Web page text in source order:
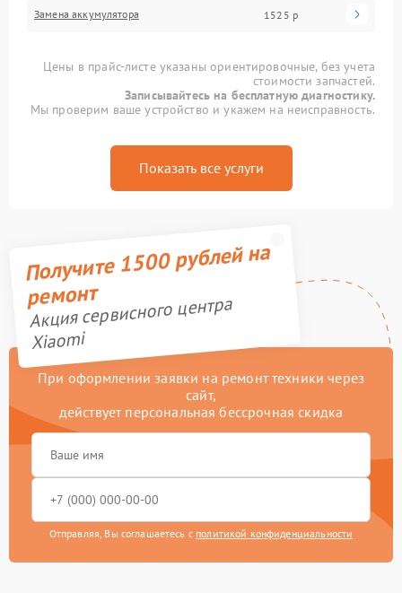
Замена аккумулятора 1525 р
Цены в прайс-листе указаны ориентировочные, без учета
стоимости запчастей.
Записывайтесь на бесплатную диагностику.
Мы проверим ваше устройство и укажем на неисправность.
Показать все услуги
Получите 1500 рублей на
ремонт
Акция сервисного центра
Xiaomi
При оформлении заявки на ремонт техники через
сайт,
действует персональная бессрочная скидка
Отправляя, Вы соглашаетесь с политикой конфиденциальности